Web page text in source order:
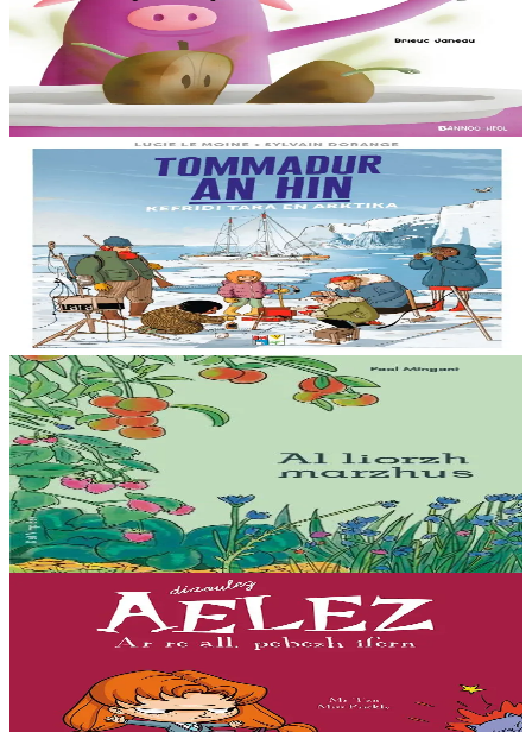
Soubenn louet
C'hoant bras en deuz Rozig da fardañ ur pred a-feson d'e vignoned.
Ganto e vo ur c'houviad dic'hortoz avat...
Er stok8,00 €
8 vloaz hag ouzhpenn
Bannoù-heol
Tommadur an hin : Kefridi Tara en Arktika
Anavezout a ra mat Billy ar mor ha tommadur an hin : studiañ a ra
he mamm ar skornegoù oteuziñ e bourzh ur vag skiantel, ar
oueletenn Tara. Kinnig a ra Billy...
Er stok15,00 €
15 vloaz hag ouzhpenn
Bannoù-heol
Al liorzh marzhus
Un dastumad kronikennoù war al liorzhañ : penaos gounit legumaj
ha derc’hel ur bevliesseurted pinvidik el liorzh ? Danvez al levr-mañ
zo bet skrivet e...
Er stok18,00 €
Ar re all, pebezh ifern
« Evit lakaat ma zud da dreiñ sot, boureviañ ma c’hazh droch,
stourm a-enep Jadenn hag he mignonezed pe frailhañ kalon Jafrez...